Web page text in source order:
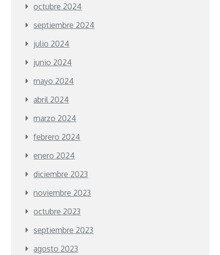
octubre 2024
septiembre 2024
julio 2024
junio 2024
mayo 2024
abril 2024
marzo 2024
febrero 2024
enero 2024
diciembre 2023
noviembre 2023
octubre 2023
septiembre 2023
agosto 2023